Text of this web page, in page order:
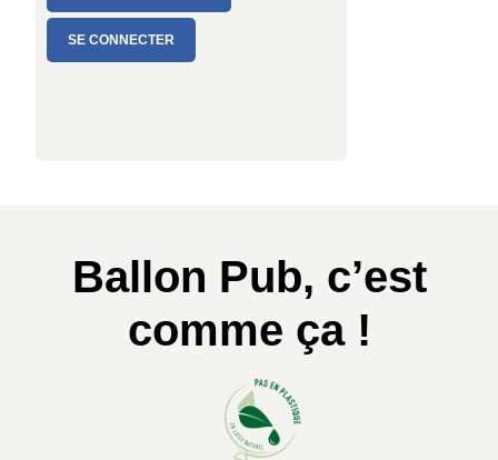
SE CONNECTER
Ballon Pub, c’est
comme ça !